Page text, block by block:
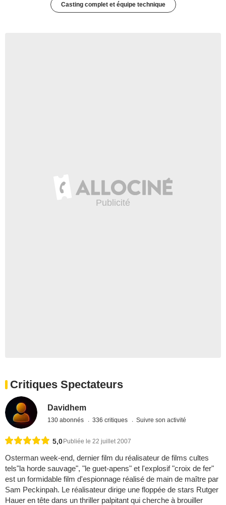
Casting complet et équipe technique
Critiques Spectateurs
Davidhem
130 abonnés 336 critiques Suivre son activité
5,0 Publiée le 22 juillet 2007
Osterman week-end, dernier film du réalisateur de films cultes
tels"la horde sauvage", "le guet-apens" et l'explosif "croix de fer"
est un formidable film d'espionnage réalisé de main de maître par
Sam Peckinpah. Le réalisateur dirige une floppée de stars Rutger
Hauer en tête dans un thriller palpitant qui cherche à brouiller